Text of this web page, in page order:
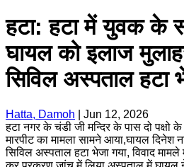
हटा: हटा में युवक के
घायल को इलाज
सिविल अस्पताल हटा
Hatta, Damoh
Jun 12, 2026
हटा नगर के चंडी जी मन्दिर के पास दो
मारपीट का मामला सामने आया,घायल दिनेश
सिविल अस्पताल हटा भेजा गया, विवाद मामले